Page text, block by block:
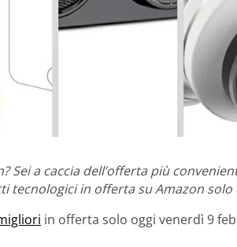
Sei a caccia dell’offerta più
tecnologici in offerta su Amazon solo
in offerta solo oggi venerdì 9